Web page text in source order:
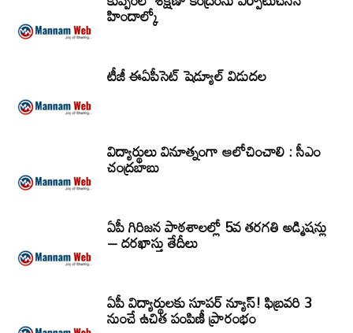
హిందాల్కో
టీజీ ఈఏపీసెట్‌ షెడ్యూల్‌ విడుదల
విద్యార్థులు వినూత్నంగా ఆలోచించాలి : సీఎం
చంద్రబాబు
ఏపీ గిరిజన పాఠశాలల్లో 5వ తరగతి అడ్మిషన్లు
– దరఖాస్తు తేదీలు
ఏపీ విద్యార్థులకు సూపర్ న్యూస్! ఫిబ్రవరి 3
నుంచే ఉచిత పంపిణీ ప్రారంభం